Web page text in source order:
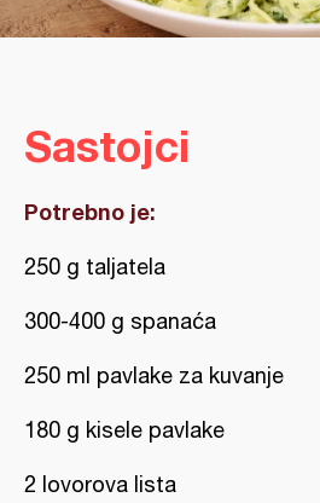
Sastojci
Potrebno je:
250 g taljatela
300-400 g spanaća
250 ml pavlake za kuvanje
180 g kisele pavlake
2 lovorova lista